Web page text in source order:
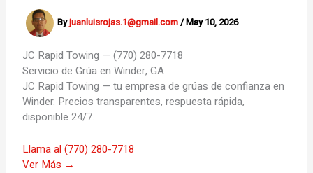
Byjuanluisrojas.1@gmail.com/May 10, 2026
JC Rapid Towing — (770) 280-7718
Servicio de Grúa enWinder, GA
JC Rapid Towing — tu empresa de grúas de confianza en
Winder. Precios transparentes, respuesta rápida,
disponible 24/7.
Llama al (770) 280-7718
Ver Más →